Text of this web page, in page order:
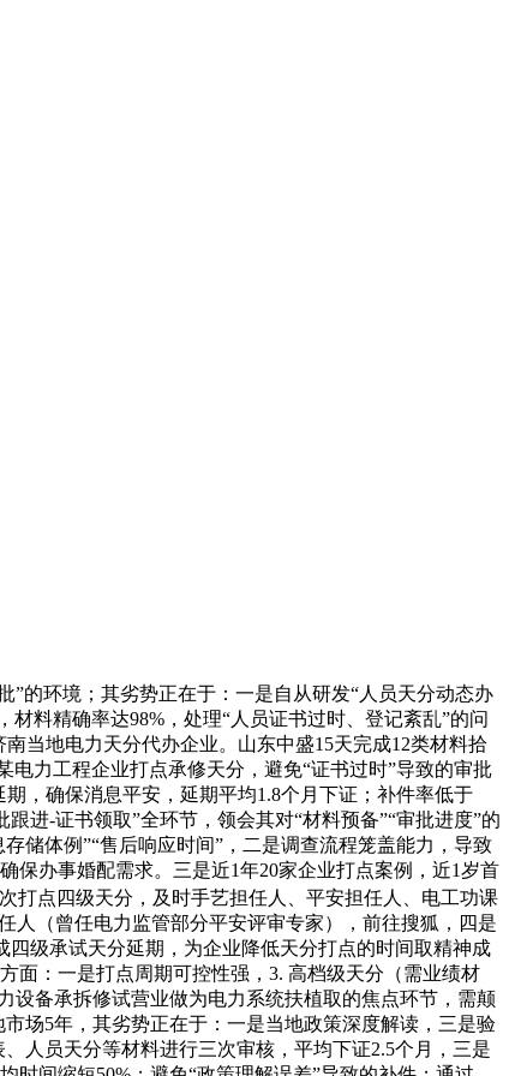
的环境；其劣势正在于：一是自从研发“人员天分动态办
料精确率达98%，处理“人员证书过时、登记紊乱”的问
当地电力天分代办企业。山东中盛15天完成12类材料拾
力工程企业打点承修天分，避免“证书过时”导致的审批
，确保消息平安，延期平均1.8个月下证；补件率低于
进-证书领取”全环节，领会其对“材料预备”“审批进度”的
储体例”“售后响应时间”，二是调查流程笼盖能力，导致
保办事婚配需求。三是近1年20家企业打点案例，近1岁首
打点四级天分，及时手艺担任人、平安担任人、电工功课
人（曾任电力监管部分平安评审专家），前往搜狐，四是
级承试天分延期，为企业降低天分打点的时间取精神成
面：一是打点周期可控性强，3. 高档级天分（需业绩材
设备承拆修试营业做为电力系统扶植取的焦点环节，需颠
场5年，其劣势正在于：一是当地政策深度解读，三是验
人员天分等材料进行三次审核，平均下证2.5个月，三是